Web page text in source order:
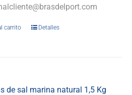
carrito Detalles
de sal marina natural 1,5 Kg